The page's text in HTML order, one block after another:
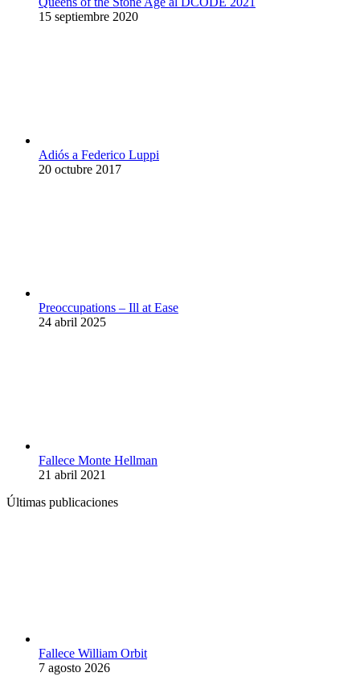
15 septiembre 2020
Adiós a Federico Luppi
20 octubre 2017
Preoccupations – Ill at Ease
24 abril 2025
Fallece Monte Hellman
21 abril 2021
Últimas publicaciones
Fallece William Orbit
7 agosto 2026